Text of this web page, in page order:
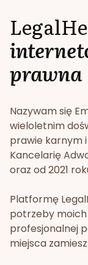
prawna
Nazywam się
wieloletnim
prawie karnym
Kancelarię
oraz od 2021
Platformę
potrzeby moich
profesjonalnej
miejsca